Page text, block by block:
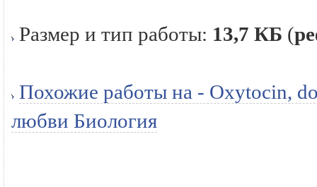
Размер и тип работы: 13,7 КБ (
Похожие работы на - Oxytocin,
любви Биология